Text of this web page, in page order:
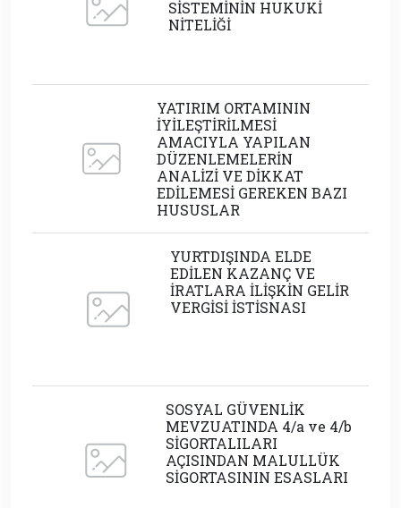
SİSTEMİNİN HUKUKİ
NİTELİĞİ
YATIRIM ORTAMININ
İYİLEŞTİRİLMESİ
AMACIYLA YAPILAN
DÜZENLEMELERİN
ANALİZİ VE DİKKAT
EDİLEMESİ GEREKEN BAZI
HUSUSLAR
YURTDIŞINDA ELDE
EDİLEN KAZANÇ VE
İRATLARA İLİŞKİN GELİR
VERGİSİ İSTİSNASI
SOSYAL GÜVENLİK
MEVZUATINDA 4/a ve 4/b
SİGORTALILARI
AÇISINDAN MALULLÜK
SİGORTASININ ESASLARI